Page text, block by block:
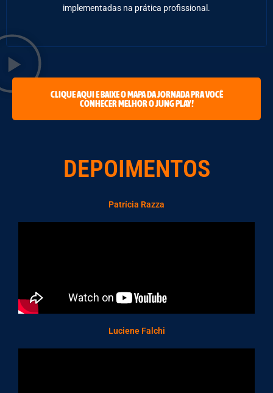
implementadas na prática profissional.
CLIQUE AQUI E BAIXE O MAPA DA JORNADA PRA VOCÊ
CONHECER MELHOR O JUNG PLAY!
DEPOIMENTOS
Patrícia Razza
Luciene Falchi